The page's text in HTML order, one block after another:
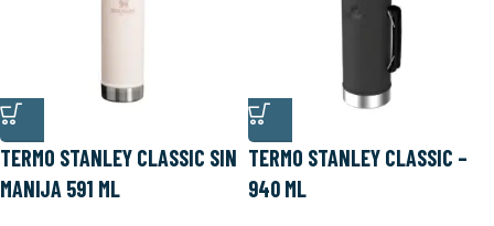
TERMO STANLEY CLASSIC SIN
MANIJA 591 ML
TERMO STANLEY CLASSIC –
940 ML